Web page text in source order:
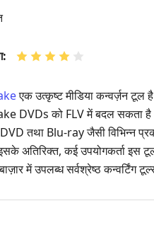
एक उत्कृष्ट मीडिया कन्वर्ज़न टूल
DVDs को FLV में बदल सकता
तथा Blu-ray जैसी विभिन्न
अतिरिक्त, कई उपयोगकर्ता इस
में उपलब्ध सर्वश्रेष्ठ कन्वर्टिंग